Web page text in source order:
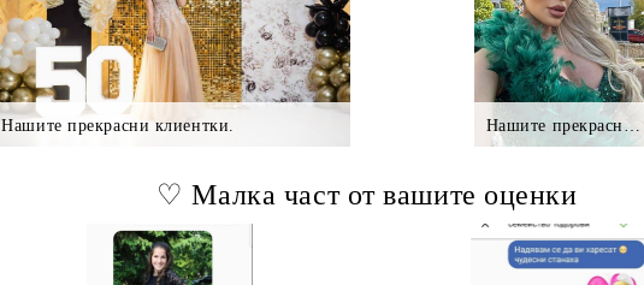
Нашите прекрасни клиентки. Нашите прекрасни клиентки *.
♡ Малка част от вашите оценки